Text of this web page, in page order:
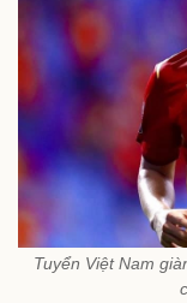
Tuyển Việt Nam